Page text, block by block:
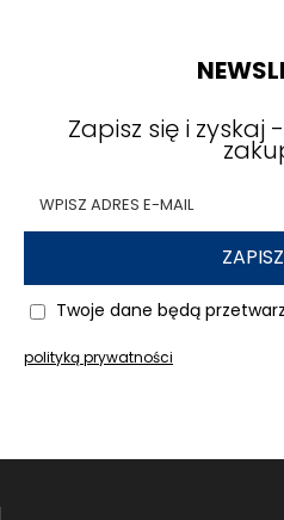
Zapisz się i zyskaj
Twoje dane będą
polityką prywatności